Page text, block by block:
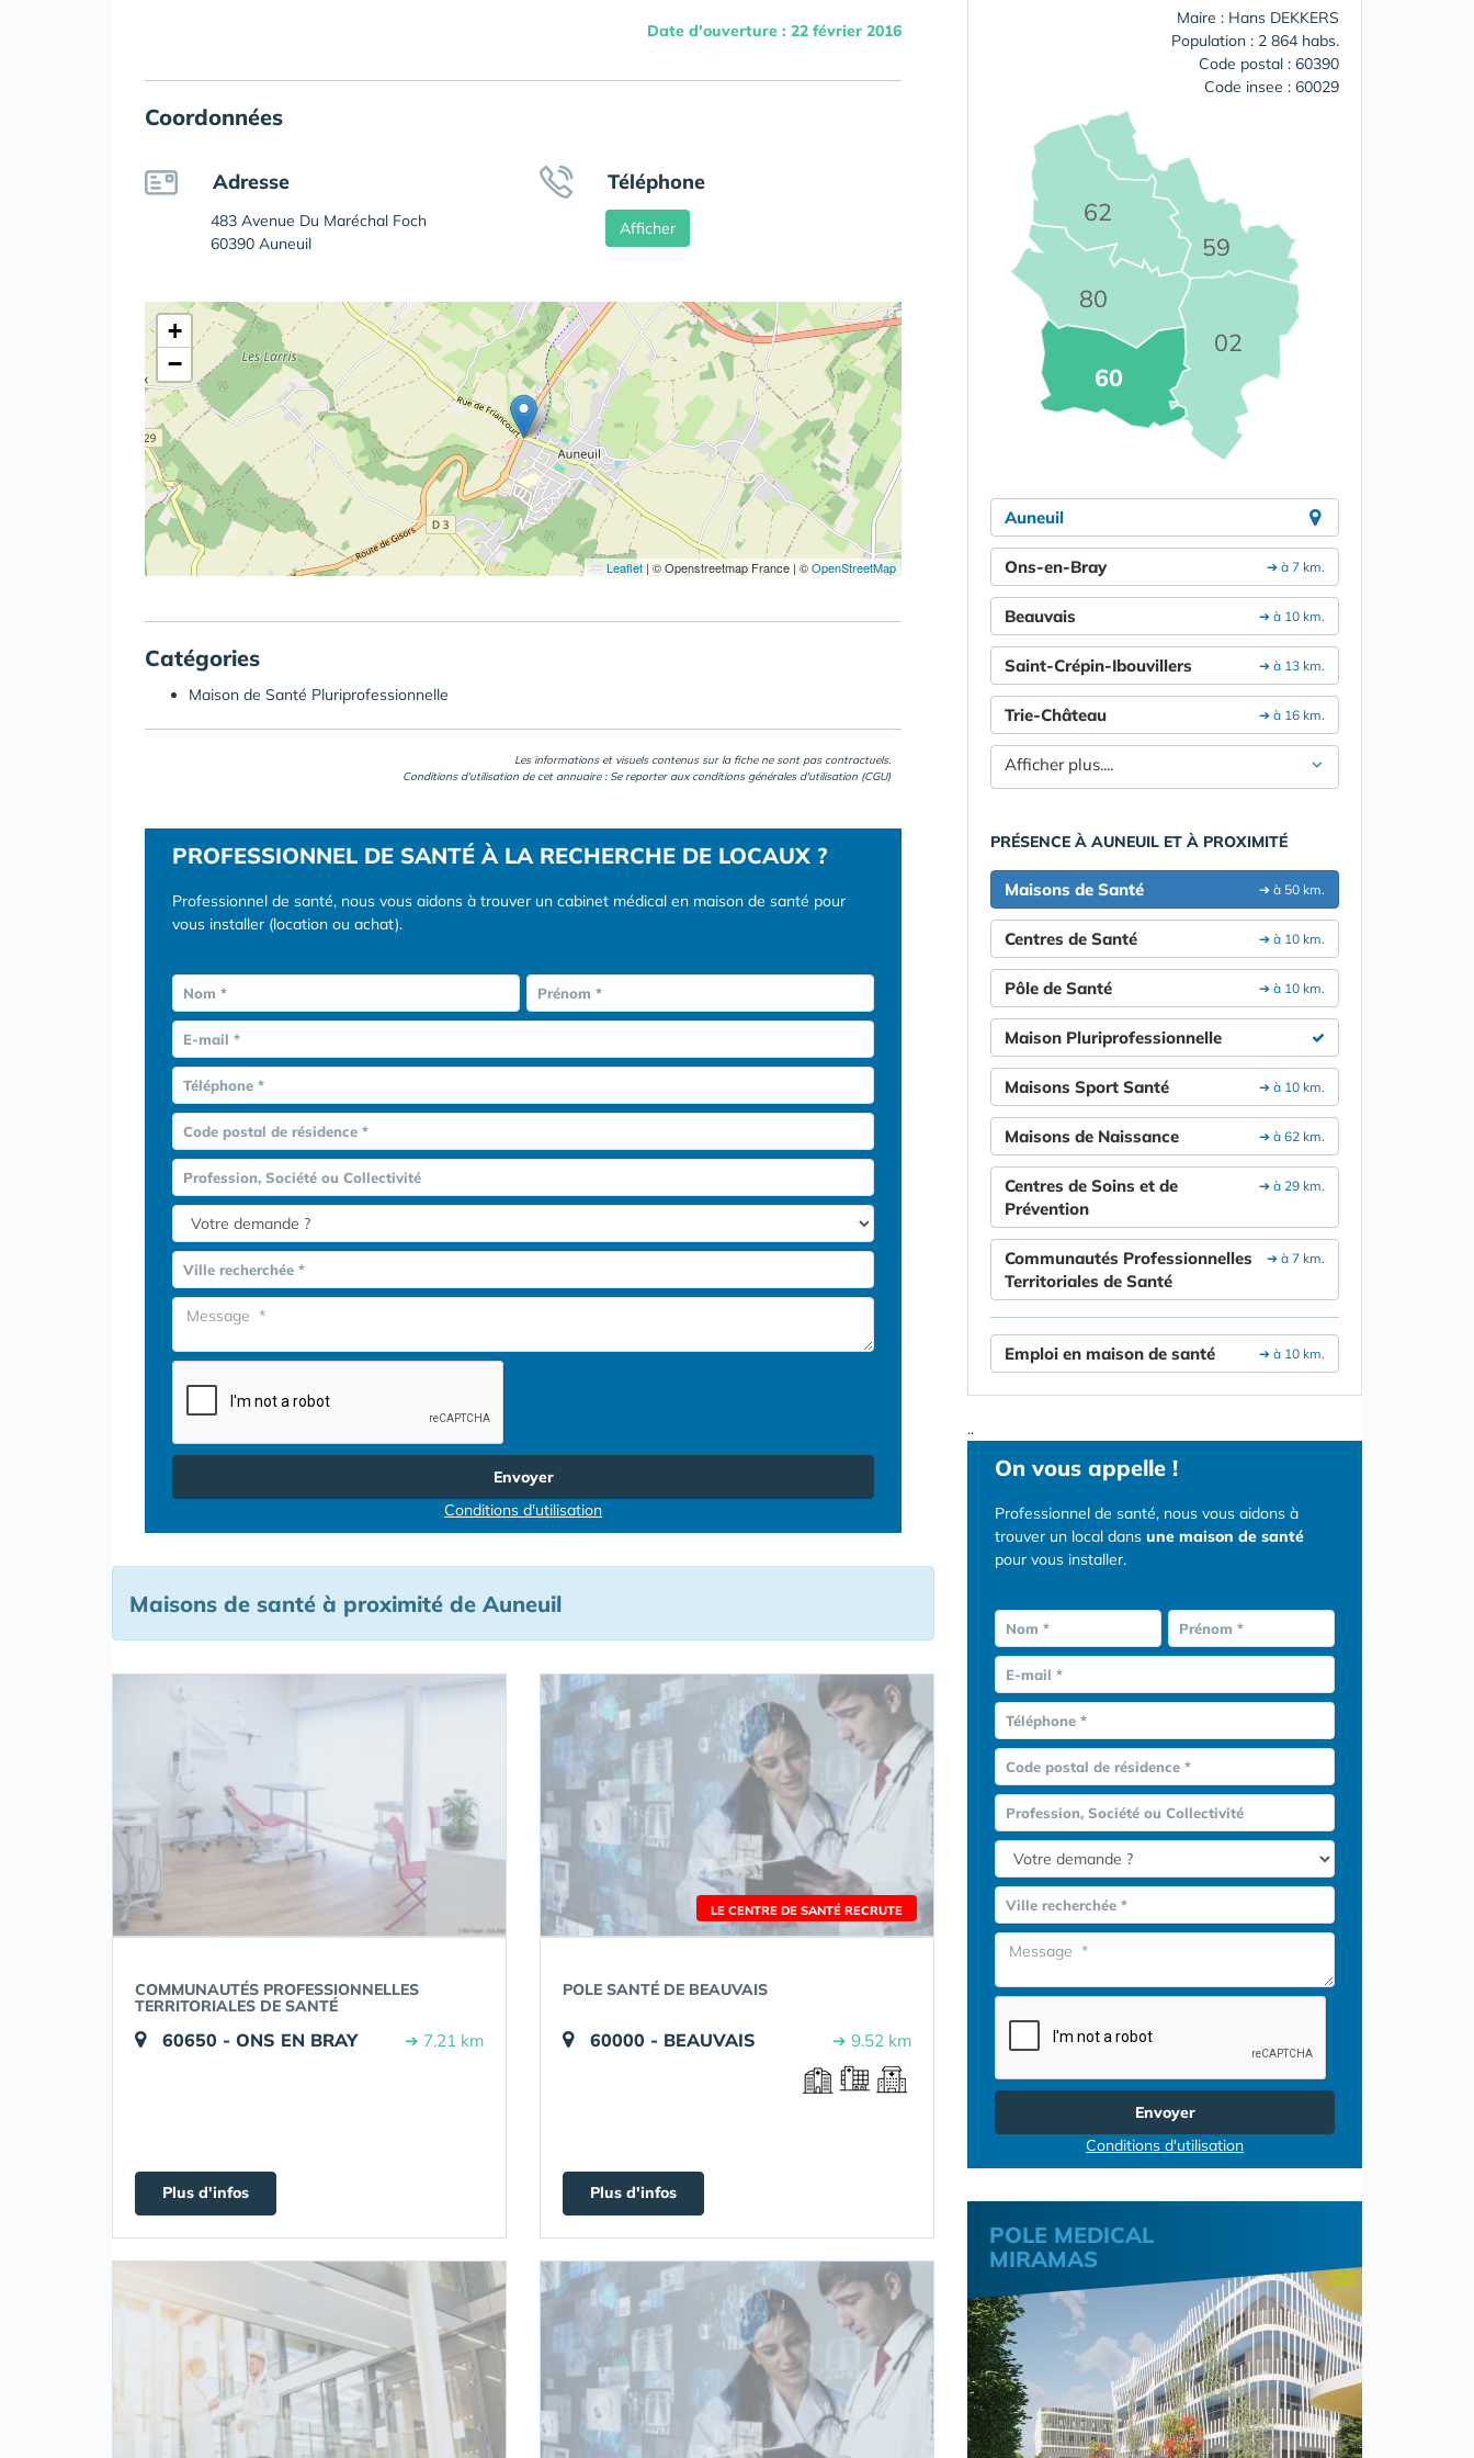
Date d'ouverture : 22 février 2016
Coordonnées
Adresse
483 Avenue Du Maréchal Foch
60390 Auneuil
Téléphone
Afficher
+
−
Leaflet | © Openstreetmap France | ©OpenStreetMap
Catégories
Maison de Santé Pluriprofessionnelle
Les informations et visuels contenus sur la fiche ne sont pas contractuels.
Conditions d'utilisation de cet annuaire : Se reporter aux conditions générales d'utilisation (CGU)
PROFESSIONNEL DE SANTÉ À LA RECHERCHE DE LOCAUX ?
Professionnel de santé, nous vous aidons à trouver un cabinet médical en maison de santé pour
vous installer (location ou achat).
Nom * Prénom *
E-mail *
Téléphone *
Code postal de résidence *
Profession, Société ou Collectivité
Ville recherchée *
Envoyer
Conditions d'utilisation
Maisons de santé à proximité de Auneuil
COMMUNAUTÉS PROFESSIONNELLES
TERRITORIALES DE SANTÉ
60650 - ONS EN BRAY ➔ 7.21 km
Plus d'infos
LE CENTRE DE SANTÉ RECRUTE
POLE SANTÉ DE BEAUVAIS
60000 - BEAUVAIS ➔ 9.52 km
Plus d'infos
Maire : Hans DEKKERS
Population : 2 864 habs.
Code postal : 60390
Code insee : 60029
02
59
60
62
80
Auneuil
➔ à 7 km.
Ons-en-Bray
➔ à 10 km.
Beauvais
➔ à 13 km.
Saint-Crépin-Ibouvillers
➔ à 16 km.
Trie-Château
Afficher plus....
PRÉSENCE À AUNEUIL ET À PROXIMITÉ
➔ à 50 km.
Maisons de Santé
➔ à 10 km.
Centres de Santé
➔ à 10 km.
Pôle de Santé
Maison Pluriprofessionnelle
➔ à 10 km.
Maisons Sport Santé
➔ à 62 km.
Maisons de Naissance
➔ à 29 km.
Centres de Soins et de
Prévention
➔ à 7 km.
Communautés Professionnelles
Territoriales de Santé
➔ à 10 km.
Emploi en maison de santé
..
On vous appelle !
Professionnel de santé, nous vous aidons à
trouver un local dans une maison de santé
pour vous installer.
Nom * Prénom *
E-mail *
Téléphone *
Code postal de résidence *
Profession, Société ou Collectivité
Ville recherchée *
Envoyer
Conditions d'utilisation
POLE MEDICAL
MIRAMAS